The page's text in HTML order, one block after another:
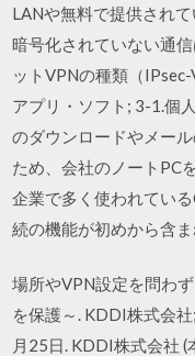
LANや無料で提供され
暗号化されていない通
ットVPNの種類（
アプリ・ソフト; 3-1.個
のダウンロードやメー
ため、会社のノートPC
企業で多く使われてい
続の機能が初めから含
場所やVPN設定を問わ
を保護～. KDDI株式会
月25日. KDDI株式会社